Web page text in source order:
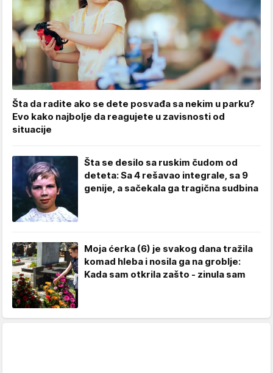
Šta da radite ako se dete posvađa sa nekim u parku?
Evo kako najbolje da reagujete u zavisnosti od
situacije
Šta se desilo sa ruskim čudom od
deteta: Sa 4 rešavao integrale, sa 9
genije, a sačekala ga tragična sudbina
Moja ćerka (6) je svakog dana tražila
komad hleba i nosila ga na groblje:
Kada sam otkrila zašto - zinula sam